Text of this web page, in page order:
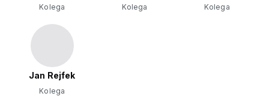
Kolega Kolega Kolega
Jan Rejfek
Kolega